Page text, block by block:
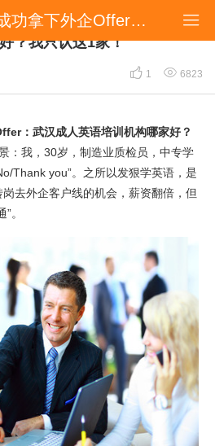

​30岁零基础成功拿下外企Offer：武汉成人英语培训机构哪家好？我只认这1家！
企Offer：武汉成人英语培训
？我只认这1家！
 1  6823
：武汉成人英语培训机构哪家好？
：我，30岁，制造业质检员，中专学
Thank you”。之所以发狠学英语，是
去外企客户线的机会，薪资翻倍，但
。